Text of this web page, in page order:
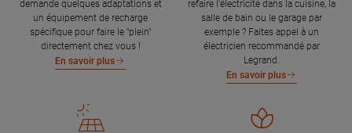
demande quelques adaptations et
un équipement de recharge
spécifique pour faire le "plein"
directement chez vous !
En savoir plus
refaire l'électricité dans la cuisine, la
salle de bain ou le garage par
exemple ? Faites appel à un
électricien recommandé par
Legrand.
En savoir plus